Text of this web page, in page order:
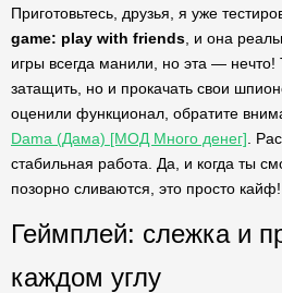
Приготовьтесь, друзья, я уже
game: play with friends , и она
игры всегда манили, но эта — нечто!
затащить, но и прокачать свои
оценили функционал, обратите
Dama (Дама) [МОД Много денег] .
стабильная работа. Да, и когда ты
позорно сливаются, это просто кайф!
Геймплей: слежка и
каждом углу